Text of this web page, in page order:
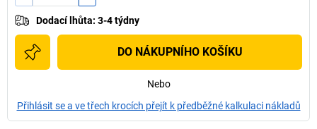
Dodací lhůta: 3-4 týdny
DO NÁKUPNÍHO KOŠÍKU
Nebo
Přihlásit se a ve třech krocích přejít k předběžné kalkulaci nákladů